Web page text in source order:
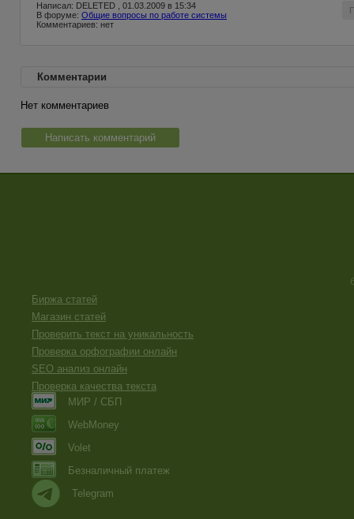
Написал: DELETED , 01.03.2009 в 15:34
В форуме: Общие вопросы по работе системы
Комментариев: нет
Комментарии
Нет комментариев
Написать комментарий
Биржа статей
Магазин статей
Проверить текст на уникальность
Проверка орфографии онлайн
SEO анализ онлайн
Проверка качества текста
МИР / СБП
WebMoney
Volet
Безналичный платеж
Telegram